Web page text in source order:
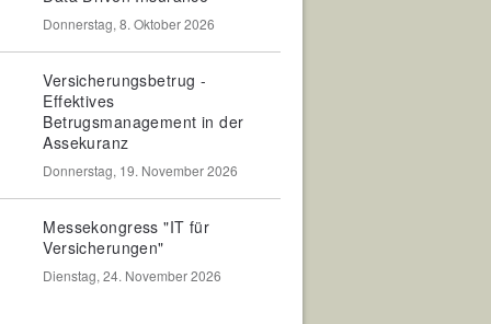
Donnerstag, 8. Oktober 2026
Versicherungsbetrug -
Effektives
Betrugsmanagement in der
Assekuranz
Donnerstag, 19. November 2026
Messekongress "IT für
Versicherungen"
Dienstag, 24. November 2026